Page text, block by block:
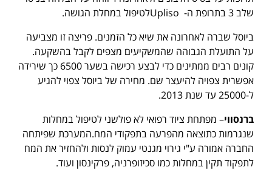
שלב 3 בתרופת ה- Uplisoלטיפול במחלת הגושה.
ביוסל שברה לאחרונה את שיא כל הזמנים. פריצה זו מצביעה
על התועלת הגבוהה שהמשקיעים מצפים לקבל בהשקעה.
קונים רבים ממתינים כדי לבצע רכישה בשער 6500 כך שירידה
אפשרית צפויה להיעצר שם. מחירה של ביוסל צפוי להגיע
ל-25000 עד שנת 2013.
ברנסווי– מפתחת ציוד רפואי לא פולשני לטיפול במחלות
שנגרמות כתוצאה מהפרעה בתפקודי המח.המערכת שפיתחה
החברה אמורה ע"י גירוי מגנטי עמוק לנסות ולהחזיר את המח
לתפקוד תקין במחלות כמו סכיזופרניה, פרקינסון ועוד.